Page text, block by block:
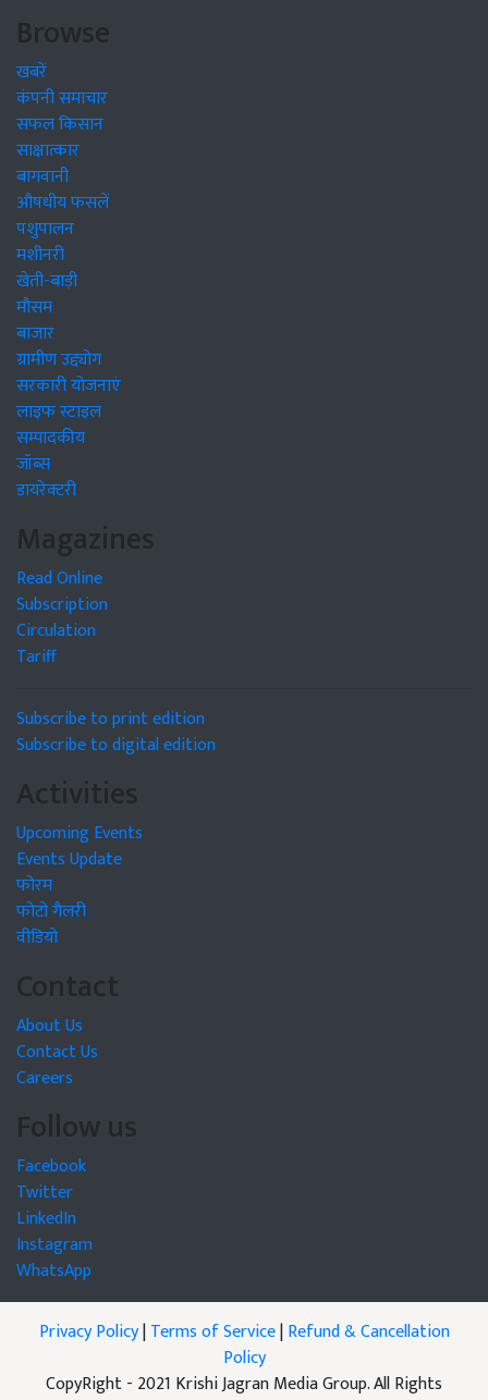
Browse
खबरें
कंपनी समाचार
सफल किसान
साक्षात्कार
बागवानी
औषधीय फसलें
पशुपालन
मशीनरी
खेती-बाड़ी
मौसम
बाजार
ग्रामीण उद्द्योग
सरकारी योजनाएं
लाइफ स्टाइल
सम्पादकीय
जॉब्स
डायरेक्टरी
Magazines
Read Online
Subscription
Circulation
Tariff
Subscribe to print edition
Subscribe to digital edition
Activities
Upcoming Events
Events Update
फोरम
फोटो गैलरी
वीडियो
Contact
About Us
Contact Us
Careers
Follow us
Facebook
Twitter
LinkedIn
Instagram
WhatsApp
Privacy Policy|Terms of Service|Refund & Cancellation
Policy
CopyRight - 2021 Krishi Jagran Media Group. All Rights